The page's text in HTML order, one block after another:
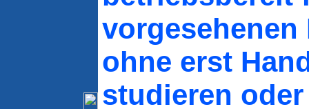
vorgesehenen
ohne erst
studieren